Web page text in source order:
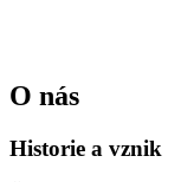
O nás
Historie a vznik